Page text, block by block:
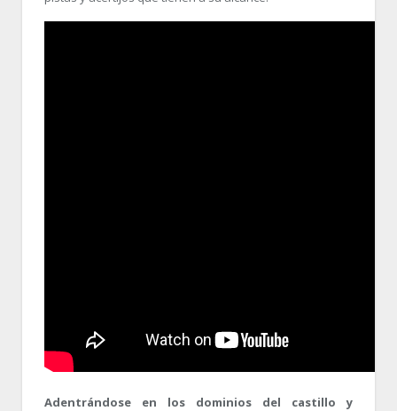
Adentrándose en los dominios del castillo y